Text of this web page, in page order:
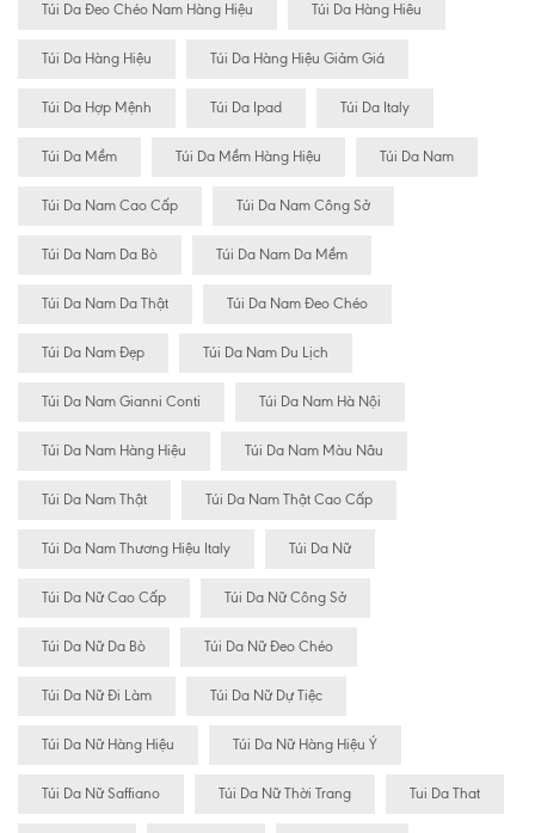
Túi Da Đeo Chéo Nam Hàng Hiệu Túi Da Hàng Hiêu
Túi Da Hàng Hiệu Túi Da Hàng Hiệu Giảm Giá
Túi Da Hợp Mệnh Túi Da Ipad Túi Da Italy
Túi Da Mềm Túi Da Mềm Hàng Hiệu Túi Da Nam
Túi Da Nam Cao Cấp Túi Da Nam Công Sở
Túi Da Nam Da Bò Túi Da Nam Da Mềm
Túi Da Nam Da Thật Túi Da Nam Đeo Chéo
Túi Da Nam Đẹp Túi Da Nam Du Lịch
Túi Da Nam Gianni Conti Túi Da Nam Hà Nội
Túi Da Nam Hàng Hiệu Túi Da Nam Màu Nâu
Túi Da Nam Thật Túi Da Nam Thật Cao Cấp
Túi Da Nam Thương Hiệu Italy Túi Da Nữ
Túi Da Nữ Cao Cấp Túi Da Nữ Công Sở
Túi Da Nữ Da Bò Túi Da Nữ Đeo Chéo
Túi Da Nữ Đi Làm Túi Da Nữ Dự Tiệc
Túi Da Nữ Hàng Hiệu Túi Da Nữ Hàng Hiệu Ý
Túi Da Nữ Saffiano Túi Da Nữ Thời Trang Tui Da That